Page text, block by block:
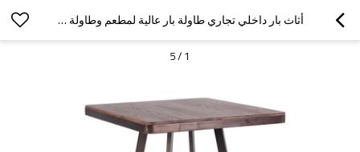
أثاث بار داخلي تجاري طاولة بار عالية لمطعم وطاولة تخصيص بار
1
/
5